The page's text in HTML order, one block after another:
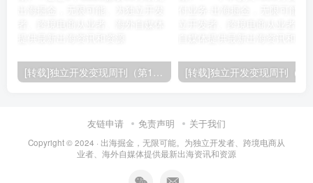
友链申请 免责声明 关于我们
Copyright © 2024 · 出海掘金，无限可能。为独立开发者、跨境电商从
业者、海外自媒体提供最新出海资讯和资源